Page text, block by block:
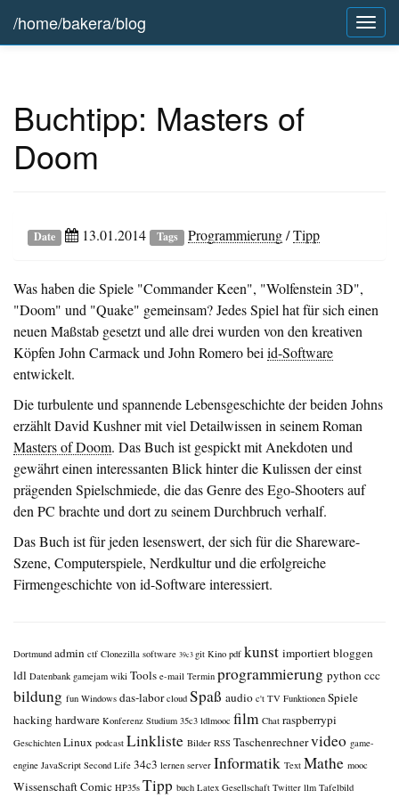
/home/bakera/blog
Buchtipp: Masters of
Doom
Date 13.01.2014 Tags Programmierung/Tipp
Was haben die Spiele "Commander Keen", "Wolfenstein 3D",
"Doom" und "Quake" gemeinsam? Jedes Spiel hat für sich einen
neuen Maßstab gesetzt und alle drei wurden von den kreativen
Köpfen John Carmack und John Romero bei id-Software
entwickelt.
Die turbulente und spannende Lebensgeschichte der beiden Johns
erzählt David Kushner mit viel Detailwissen in seinem Roman
Masters of Doom . Das Buch ist gespickt mit Anekdoten und
gewährt einen interessanten Blick hinter die Kulissen der einst
prägenden Spielschmiede, die das Genre des Ego-Shooters auf
den PC brachte und dort zu seinem Durchbruch verhalf.
Das Buch ist für jeden lesenswert, der sich für die Shareware-
Szene, Computerspiele, Nerdkultur und die erfolgreiche
Firmengeschichte von id-Software interessiert.
Dortmund admin ctf Clonezilla software 39c3 git Kino pdf kunst importiert bloggen
ldl Datenbank gamejam wiki Tools e-mail Termin programmierung python ccc
bildung fun Windows das-laborcloud Spaß audio c't TV Funktionen Spiele
hacking hardware Konferenz Studium 35c3 ldlmooc film Chat raspberrypi
Geschichten Linux podcast Linkliste Bilder RSS Taschenrechnervideo game-
engine JavaScript Second Life 34c3 lernen server Informatik Text Mathe mooc
Wissenschaft Comic HP35s Tipp buch Latex Gesellschaft Twitter llm Tafelbild